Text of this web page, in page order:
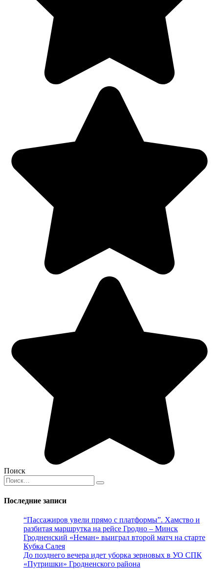
Поиск
Search
for:
Последние записи
“Пассажиров увели прямо с платформы”. Хамство и
разбитая маршрутка на рейсе Гродно – Минск
Гродненский «Неман» выиграл второй матч на старте
Кубка Салея
До позднего вечера идет уборка зерновых в УО СПК
«Путришки» Гродненского района